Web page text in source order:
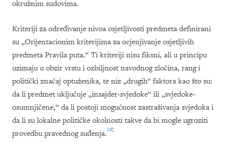
okružnim sudovima.
Kriteriji za određivanje nivoa osjetljivosti predmeta definirani
su „Orijentacionim kriterijima za ocjenjivanje osjetljivih
predmeta Pravila puta.“ Ti kriteriji nisu fiksni, ali u principu
uzimaju u obzir vrstu i ozbiljnost navodnog zločina, rang i
politički značaj optuženika, te niz „drugih“ faktora kao što su:
da li predmet uključuje „insajder-svjedoke“ ili „svjedoke-
osumnjičene,“ da li postoji mogućnost zastrašivanja svjedoka i
da li su lokalne političke okolnosti takve da bi mogle ugroziti
provedbu pravednog suđenja.[18]